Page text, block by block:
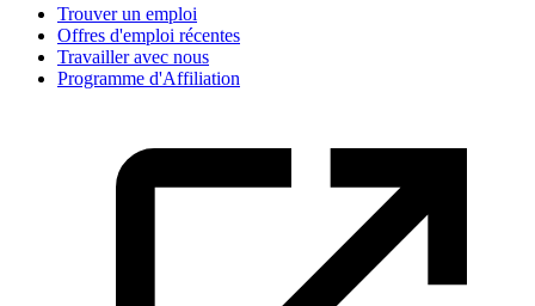
Trouver un emploi
Offres d'emploi récentes
Travailler avec nous
Programme d'Affiliation